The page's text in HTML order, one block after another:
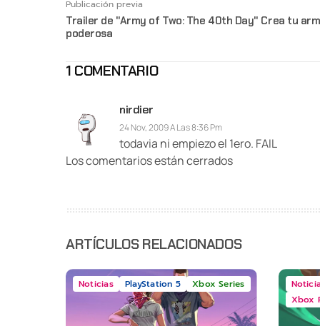
Publicación previa
Trailer de "Army of Two: The 40th Day" Crea tu
poderosa
1 COMENTARIO
nirdier
24 Nov, 2009 A Las 8:36 Pm
todavia ni empiezo el 1ero. FAIL
Los comentarios están cerrados
ARTÍCULOS RELACIONADOS
Noticias PlayStation 5 Xbox Series
Xbox